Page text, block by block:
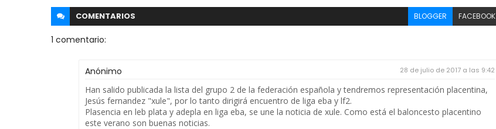
COMENTARIOS BLOGGER FACEBOOK
1 comentario:
Anónimo 28 de julio de 2017 a las 9:42
Han salido publicada la lista del grupo 2 de la federación española y tendremos representación placentina,
Jesús fernandez "xule", por lo tanto dirigirá encuentro de liga eba y lf2.
Plasencia en leb plata y adepla en liga eba, se une la noticia de xule. Como está el baloncesto placentino
este verano son buenas noticias.